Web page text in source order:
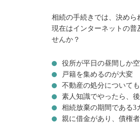
相続の手続きでは、決めら
現在はインターネットの普
せんか？
役所が平日の昼間しか
戸籍を集めるのが大変
不動産の処分について
素人知識でやったら、
相続放棄の期間である3
親に借金があり、債権